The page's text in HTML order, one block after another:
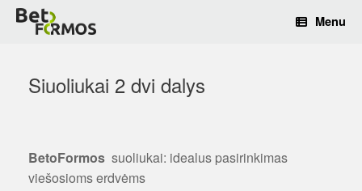
Menu
Siuoliukai 2 dvi dalys
BetoFormos suoliukai: idealus pasirinkimas
viešosioms erdvėms